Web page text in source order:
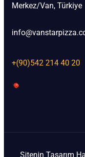
Merkez/Van, Türkiye
+(90)542 214 40 20
Sitenin Tasarım